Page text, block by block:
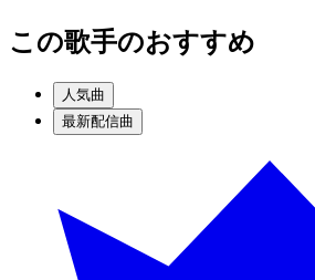
この歌手のおすすめ
人気曲
最新配信曲